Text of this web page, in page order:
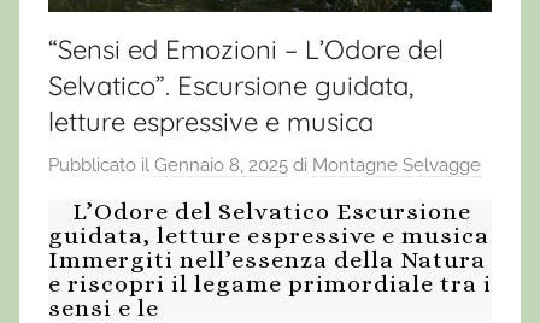
“Sensi ed Emozioni – L’Odore del
Selvatico”. Escursione guidata,
letture espressive e musica
Pubblicato il Gennaio 8, 2025 di Montagne Selvagge
L’Odore del Selvatico Escursione
guidata, letture espressive e musica
Immergiti nell’essenza della Natura
e riscopri il legame primordiale tra i
sensi e le